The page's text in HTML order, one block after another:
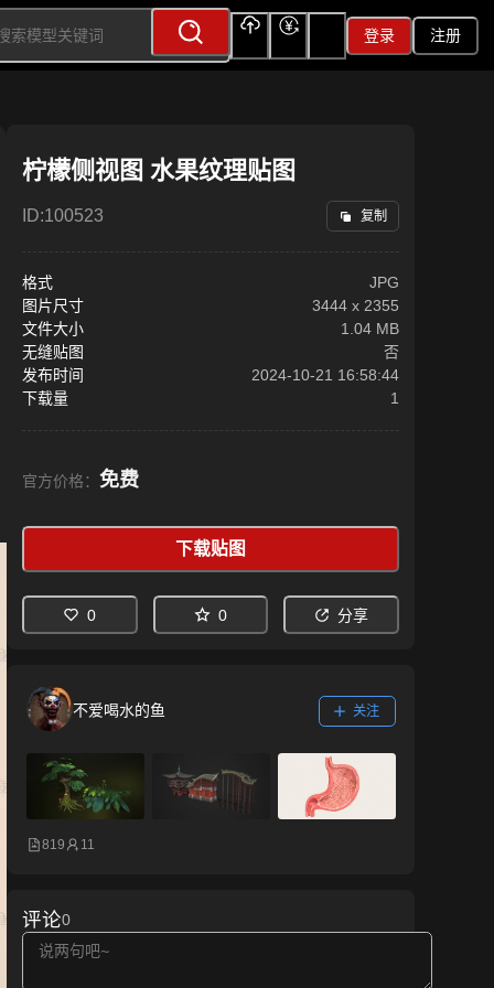
登录 注册
柠檬侧视图 水果纹理贴图
ID:100523 复制
格式
JPG
图片尺寸
3444 x 2355
文件大小
1.04 MB
无缝贴图
否
发布时间
2024-10-21 16:58:44
下载量
1
官方价格： 免费
下载贴图
0 0 分享
不爱喝水的鱼 关注
819 11
评论0